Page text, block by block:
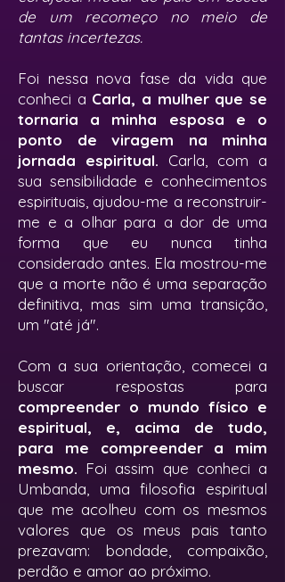
de um recomeço no meio de
tantas incertezas.
Foi nessa nova fase da vida que
conheci a Carla, a mulher que se
tornaria a minha esposa e o
ponto de viragem na minha
jornada espiritual. Carla, com a
sua sensibilidade e conhecimentos
espirituais, ajudou-me a reconstruir-
me e a olhar para a dor de uma
forma que eu nunca tinha
considerado antes. Ela mostrou-me
que a morte não é uma separação
definitiva, mas sim uma transição,
um "até já".
Com a sua orientação, comecei a
buscar respostas para
compreender o mundo físico e
espiritual, e, acima de tudo,
para me compreender a mim
mesmo. Foi assim que conheci a
Umbanda, uma filosofia espiritual
que me acolheu com os mesmos
valores que os meus pais tanto
prezavam: bondade, compaixão,
perdão e amor ao próximo.